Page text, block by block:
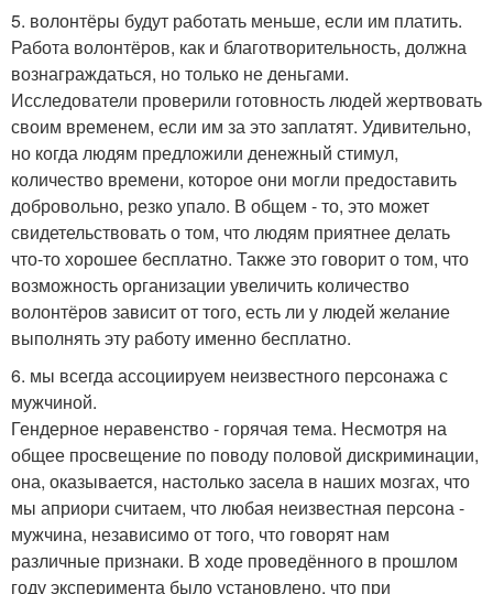
5. волонтёры будут работать меньше, если им платить.
Работа волонтёров, как и благотворительность, должна
вознаграждаться, но только не деньгами.
Исследователи проверили готовность людей жертвовать
своим временем, если им за это заплатят. Удивительно,
но когда людям предложили денежный стимул,
количество времени, которое они могли предоставить
добровольно, резко упало. В общем - то, это может
свидетельствовать о том, что людям приятнее делать
что-то хорошее бесплатно. Также это говорит о том, что
возможность организации увеличить количество
волонтёров зависит от того, есть ли у людей желание
выполнять эту работу именно бесплатно.
6. мы всегда ассоциируем неизвестного персонажа с
мужчиной.
Гендерное неравенство - горячая тема. Несмотря на
общее просвещение по поводу половой дискриминации,
она, оказывается, настолько засела в наших мозгах, что
мы априори считаем, что любая неизвестная персона -
мужчина, независимо от того, что говорят нам
различные признаки. В ходе проведённого в прошлом
году эксперимента было установлено, что при